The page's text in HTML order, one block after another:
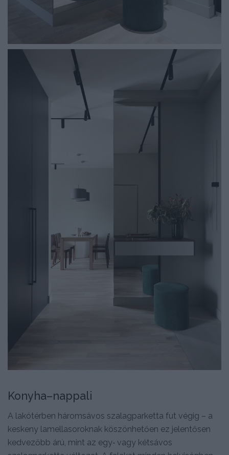
Konyha–nappali
A lakótérben háromsávos szalagparketta fut végig – a
keskeny lamellasoroknak köszönhetően ez jelentősen
kedvezőbb árú, mint az egy‑ vagy kétsávos